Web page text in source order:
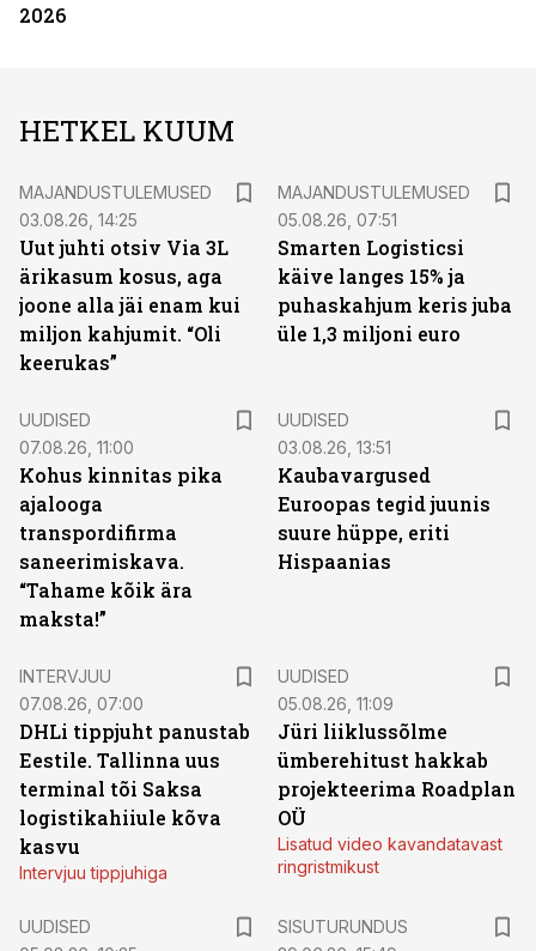
2026
HETKEL KUUM
MAJANDUSTULEMUSED
03.08.26, 14:25
Uut juhti otsiv Via 3L
ärikasum kosus, aga
joone alla jäi enam kui
miljon kahjumit. “Oli
keerukas”
MAJANDUSTULEMUSED
05.08.26, 07:51
Smarten Logisticsi
käive langes 15% ja
puhaskahjum keris juba
üle 1,3 miljoni euro
UUDISED
07.08.26, 11:00
Kohus kinnitas pika
ajalooga
transpordifirma
saneerimiskava.
“Tahame kõik ära
maksta!”
UUDISED
03.08.26, 13:51
Kaubavargused
Euroopas tegid juunis
suure hüppe, eriti
Hispaanias
INTERVJUU
07.08.26, 07:00
DHLi tippjuht panustab
Eestile. Tallinna uus
terminal tõi Saksa
logistikahiiule kõva
kasvu
Intervjuu tippjuhiga
UUDISED
05.08.26, 11:09
Jüri liiklussõlme
ümberehitust hakkab
projekteerima Roadplan
OÜ
Lisatud video kavandatavast
ringristmikust
UUDISED
SISUTURUNDUS